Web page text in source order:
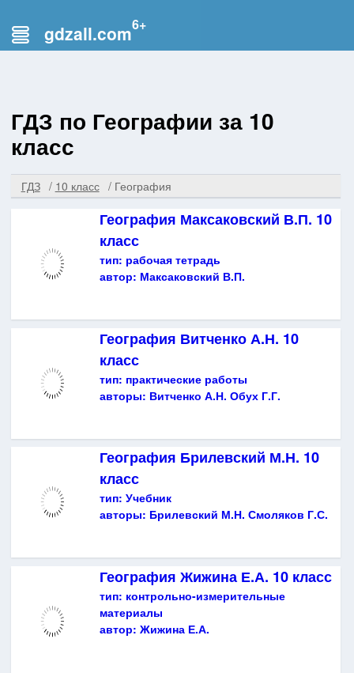
gdzall.com
ГДЗ по Географии за 10
класс
ГДЗ 10 класс География
География Максаковский В.П. 10
класс
тип: рабочая тетрадь
автор: Максаковский В.П.
География Витченко А.Н. 10
класс
тип: практические работы
авторы: Витченко А.Н. Обух Г.Г.
География Брилевский М.Н. 10
класс
тип: Учебник
авторы: Брилевский М.Н. Смоляков Г.С.
География Жижина Е.А. 10 класс
тип: контрольно-измерительные
материалы
автор: Жижина Е.А.